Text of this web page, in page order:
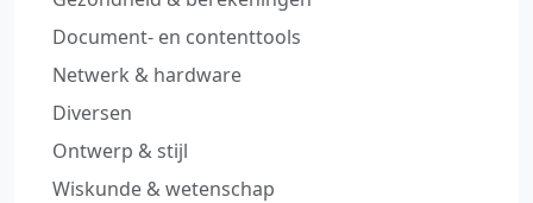
Document‑ en contenttools
Netwerk & hardware
Diversen
Ontwerp & stijl
Wiskunde & wetenschap